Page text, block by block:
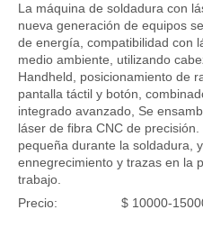
La máquina de soldadura con
nueva generación de equipos
de energía, compatibilidad con
medio ambiente, utilizando
Handheld, posicionamiento de
pantalla táctil y botón,
integrado avanzado, Se
láser de fibra CNC de
pequeña durante la soldadura,
ennegrecimiento y trazas en la
trabajo.
Precio:
$ 10000-